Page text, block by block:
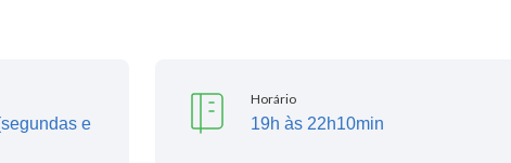
e
Horário
19h às 22h10min